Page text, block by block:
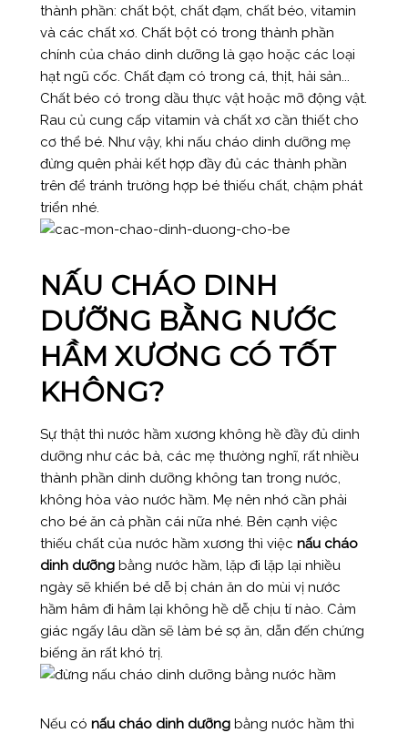
thành phần: chất bột, chất đạm, chất béo, vitamin
và các chất xơ. Chất bột có trong thành phần
chính của cháo dinh dưỡng là gạo hoặc các loại
hạt ngũ cốc. Chất đạm có trong cá, thịt, hải sản...
Chất béo có trong dầu thực vật hoặc mỡ động vật.
Rau củ cung cấp vitamin và chất xơ cần thiết cho
cơ thể bé. Như vậy, khi nấu cháo dinh dưỡng mẹ
đừng quên phải kết hợp đầy đủ các thành phần
trên để tránh trường hợp bé thiếu chất, chậm phát
triển nhé.
NẤU CHÁO DINH
DƯỠNG BẰNG NƯỚC
HẦM XƯƠNG CÓ TỐT
KHÔNG?
Sự thật thì nước hầm xương không hề đầy đủ dinh
dưỡng như các bà, các mẹ thường nghĩ, rất nhiều
thành phần dinh dưỡng không tan trong nước,
không hòa vào nước hầm. Mẹ nên nhớ cần phải
cho bé ăn cả phần cái nữa nhé. Bên cạnh việc
thiếu chất của nước hầm xương thì việc nấu cháo
dinh dưỡngbằng nước hầm, lặp đi lặp lại nhiều
ngày sẽ khiến bé dễ bị chán ăn do mùi vị nước
hầm hâm đi hâm lại không hề dễ chịu tí nào. Cảm
giác ngấy lâu dần sẽ làm bé sợ ăn, dẫn đến chứng
biếng ăn rất khó trị.
Nếu có nấu cháo dinh dưỡngbằng nước hầm thì